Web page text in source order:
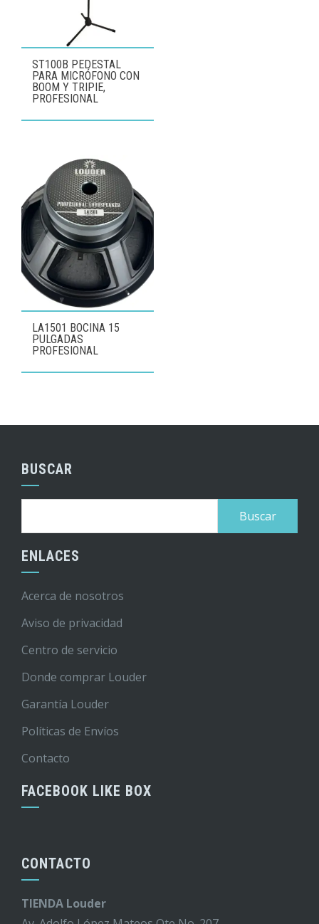
ST100B PEDESTAL
PARA MICRÓFONO CON
BOOM Y TRIPIE,
PROFESIONAL
LA1501 BOCINA 15
PULGADAS
PROFESIONAL
BUSCAR
ENLACES
Acerca de nosotros
Aviso de privacidad
Centro de servicio
Donde comprar Louder
Garantía Louder
Políticas de Envíos
Contacto
FACEBOOK LIKE BOX
CONTACTO
TIENDA Louder